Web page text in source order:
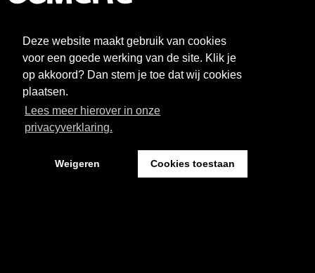
Deze website maakt gebruik van cookies
voor een goede werking van de site. Klik je
op akkoord? Dan stem je toe dat wij cookies
plaatsen.
Lees meer hierover in onze
privacyverklaring.
Weigeren Cookies toestaan
WAT WE DOEN
OVER CEMENT
ARCHIEF
FAQ
FESTIVAL CEMENT
Kantoor: Pand 18 - Sint Josephstraat 18